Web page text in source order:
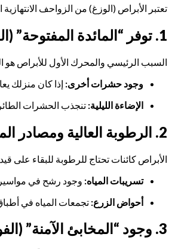
تعتبر الأبراص (الوزغ) من الزواحف
1. توفر “المائدة المفتوحة” (الغذاء الحشري)
السبب الرئيسي والمحرك الأول للأبراص
وجود حشرات أخرى: إذا كان منزلك
الإضاءة الليلية: تنجذب الحشرات
2. الرطوبة العالية ومصادر المياه
الأبراص كائنات تحتاج للرطوبة للبقاء على قيد
تسريبات المياه: وجود رشح في مواسير
أحواض الزرع: تجمعات المياه في
3. وجود “المخابئ الآمنة” (الفوضى الإنشائية)